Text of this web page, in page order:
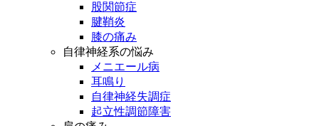
股関節症
腱鞘炎
膝の痛み
自律神経系の悩み
メニエール病
耳鳴り
自律神経失調症
起立性調節障害